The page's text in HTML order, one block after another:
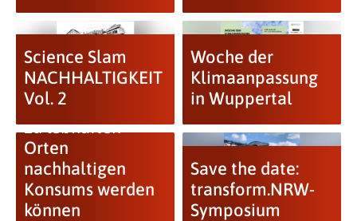
Science Slam
NACHHALTIGKEIT
Vol. 2
Woche der
Klimaanpassung
in Wuppertal
Wie Innenstädte
zu lebhaften
Orten
nachhaltigen
Konsums werden
können
Save the date:
transform.NRW-
Symposium